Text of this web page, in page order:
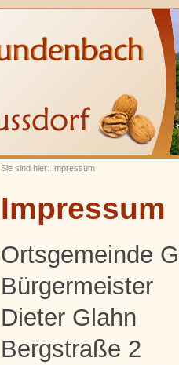
Sie sind hier: Impressum
Impressum
Ortsgemeinde
Bürgermeister
Dieter Glahn
Bergstraße 2